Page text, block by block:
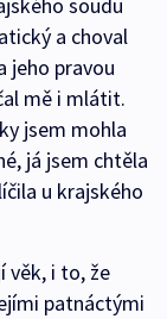
soudu
a choval
jeho pravou
mě i mlátit.
jsem mohla
já jsem chtěla
u krajského
věk, i to, že
patnáctými